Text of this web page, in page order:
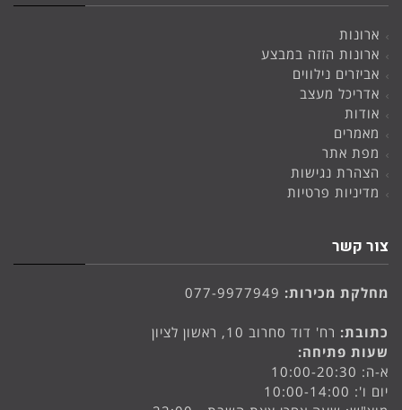
ארונות
ארונות הזזה במבצע
אביזרים נילווים
אדריכל מעצב
אודות
מאמרים
מפת אתר
הצהרת נגישות
מדיניות פרטיות
צור קשר
מחלקת מכירות: 077-9977949
כתובת: רח' דוד סחרוב 10, ראשון לציון
שעות פתיחה:
א-ה: 10:00-20:30
יום ו': 10:00-14:00